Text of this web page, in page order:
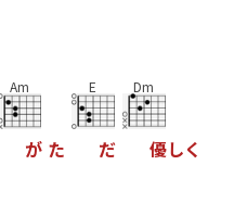
Am
が た
E
だ
Dm
優しく